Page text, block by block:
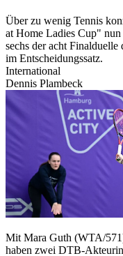
Über zu wenig Tennis
at Home Ladies Cup"
sechs der acht
im Entscheidungssatz.
International
Dennis Plambeck
Mit Mara Guth (WTA/
haben zwei DTB-